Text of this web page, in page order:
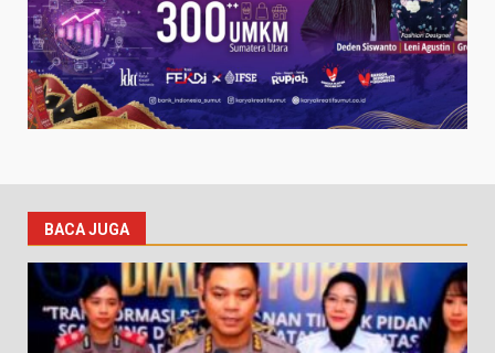
BACA JUGA